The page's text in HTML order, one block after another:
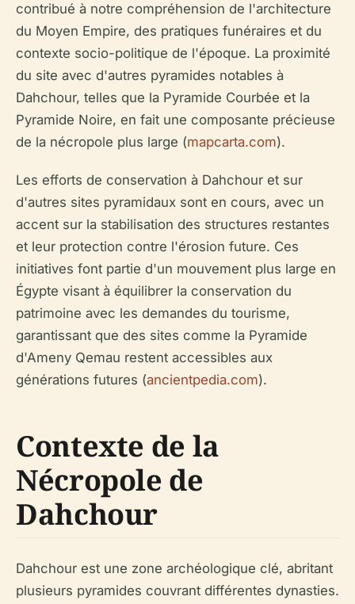
contribué à notre compréhension de l'architecture
du Moyen Empire, des pratiques funéraires et du
contexte socio-politique de l'époque. La proximité
du site avec d'autres pyramides notables à
Dahchour, telles que la Pyramide Courbée et la
Pyramide Noire, en fait une composante précieuse
de la nécropole plus large (mapcarta.com).
Les efforts de conservation à Dahchour et sur
d'autres sites pyramidaux sont en cours, avec un
accent sur la stabilisation des structures restantes
et leur protection contre l'érosion future. Ces
initiatives font partie d'un mouvement plus large en
Égypte visant à équilibrer la conservation du
patrimoine avec les demandes du tourisme,
garantissant que des sites comme la Pyramide
d'Ameny Qemau restent accessibles aux
générations futures (ancientpedia.com).
Contexte de la
Nécropole de
Dahchour
Dahchour est une zone archéologique clé, abritant
plusieurs pyramides couvrant différentes dynasties.